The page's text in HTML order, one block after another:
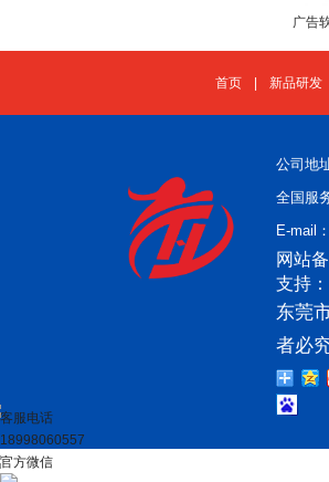
广告
首页 新品研发
公司地
全国服
E-mail
网站
支持：
东莞
者必
客服电话
18998060557
官方微信